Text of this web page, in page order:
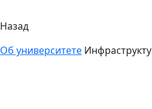
Назад
Об университете